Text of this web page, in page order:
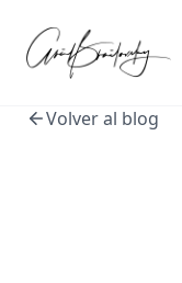
Volver al blog